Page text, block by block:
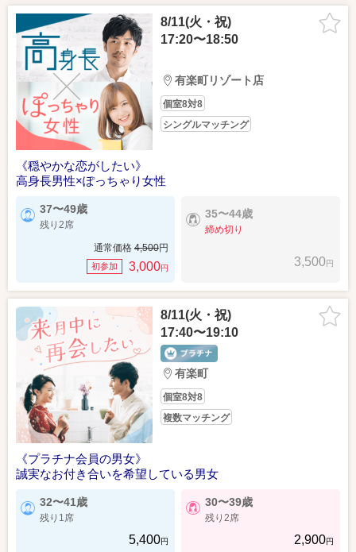
8/11(火・祝)
17:20〜18:50
有楽町リゾート店
個室8対8
シングルマッチング
《穏やかな恋がしたい》
高身長男性×ぽっちゃり女性
37〜49歳
残り2席
通常価格 4,500円
初参加 3,000円
35〜44歳
締め切り
3,500円
8/11(火・祝)
17:40〜19:10
有楽町
個室8対8
複数マッチング
《プラチナ会員の男女》
誠実なお付き合いを希望している男女
32〜41歳
残り1席
5,400円
30〜39歳
残り2席
2,900円